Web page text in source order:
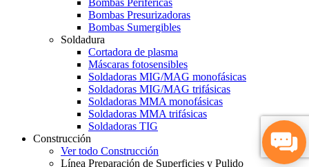
Bombas Presurizadoras
Bombas Sumergibles
Soldadura
Cortadora de plasma
Máscaras fotosensibles
Soldadoras MIG/MAG monofásicas
Soldadoras MIG/MAG trifásicas
Soldadoras MMA monofásicas
Soldadoras MMA trifásicas
Soldadoras TIG
Construcción
Ver todo Construcción
Línea Preparación de Superficies y Pulido